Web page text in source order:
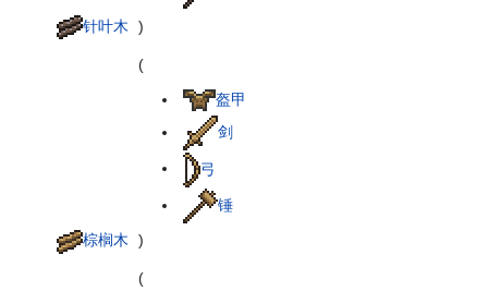
针叶木 )
棕榈木
(
盔甲
剑
弓
锤
)
(